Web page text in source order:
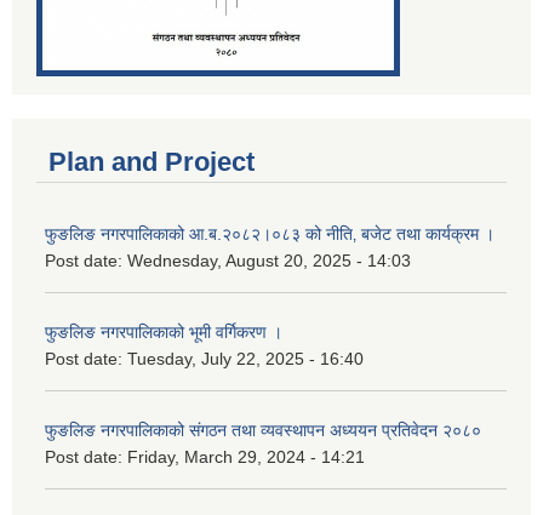
Plan and Project
फुङलिङ नगरपालिकाको आ.ब.२०८२।०८३ को नीति‚ बजेट तथा कार्यक्रम ।
Post date: Wednesday, August 20, 2025 - 14:03
फुङलिङ नगरपालिकाको भूमी वर्गिकरण ।
Post date: Tuesday, July 22, 2025 - 16:40
फुङलिङ नगरपालिकाको संगठन तथा व्यवस्थापन अध्ययन प्रतिवेदन २०८०
Post date: Friday, March 29, 2024 - 14:21